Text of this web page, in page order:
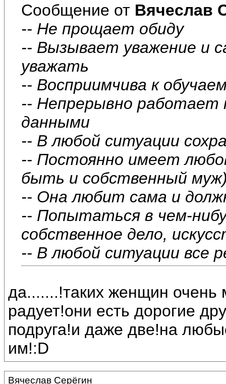
Сообщение от Вячеслав
-- Не прощает обиду
-- Вызывает уважение и
уважать
-- Восприимчива к
-- Непрерывно работает
данными
-- В любой ситуации
-- Постоянно имеет
быть и собственный
-- Она любит сама и
-- Попытаться в чем-
собственное дело,
-- В любой ситуации все
да.......!таких женщин очень
радует!они есть дорогие
подруга!и даже две!на
им!:D
Вячеслав Серёгин